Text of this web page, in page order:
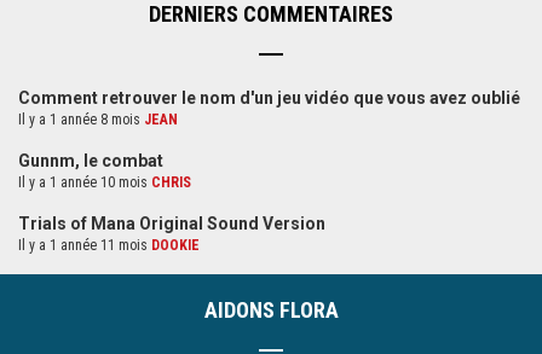
DERNIERS COMMENTAIRES
Comment retrouver le nom d'un jeu vidéo que vous avez oublié
Il y a 1 année 8 mois JEAN
Gunnm, le combat
Il y a 1 année 10 mois CHRIS
Trials of Mana Original Sound Version
Il y a 1 année 11 mois DOOKIE
AIDONS FLORA